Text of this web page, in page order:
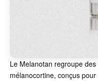
Le Melanotan regroupe
mélanocortine, conçus